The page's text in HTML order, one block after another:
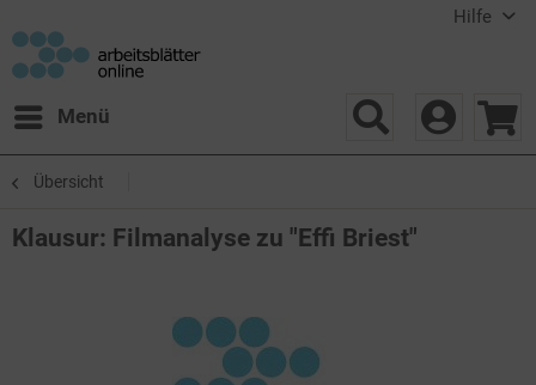
Hilfe
Menü
Übersicht
Klausur: Filmanalyse zu "Effi Briest"